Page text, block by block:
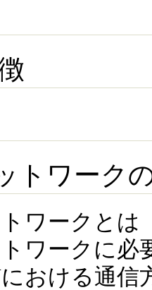
トワーク
ワークとは
ワークに必
おける通信